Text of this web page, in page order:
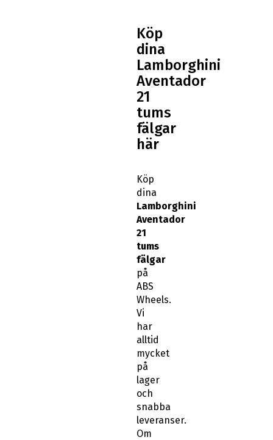
Köp
dina
Lamborghini
Aventador
21
tums
fälgar
här
Köp
dina
Lamborghini
Aventador
21
tums
fälgar
på
ABS
Wheels.
Vi
har
alltid
mycket
på
lager
och
snabba
leveranser.
Om